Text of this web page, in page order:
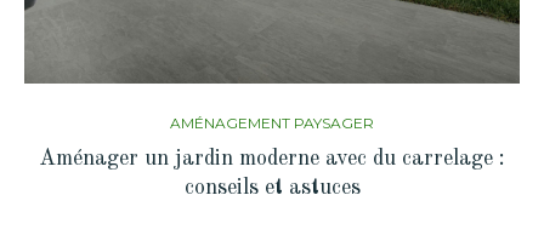
AMÉNAGEMENT PAYSAGER
Aménager un jardin moderne avec du carrelage :
conseils et astuces